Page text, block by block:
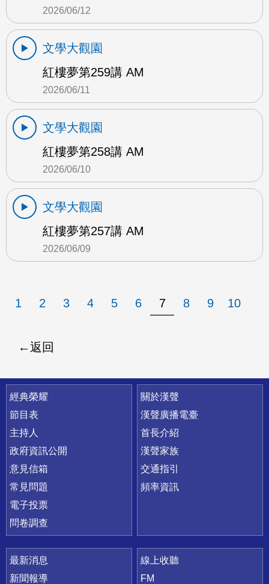
2026/06/12
文學大觀園
紅樓夢第259講 AM
2026/06/11
文學大觀園
紅樓夢第258講 AM
2026/06/10
文學大觀園
紅樓夢第257講 AM
2026/06/09
1 2 3 4 5 6 7 8 9 10
返回
快速連結
經典榮耀
節目表
主持人
政府資訊公開
意見信箱
常見問題
電子投票
問卷調查
關於漢聲
漢聲廣播電臺
首長介紹
漢聲家族
交通指引
頻率資訊
最新消息
新聞報導
線上收聽
FM